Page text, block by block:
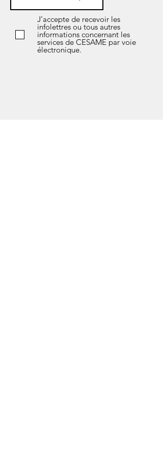
J’accepte de recevoir les
infolettres ou tous autres
informations concernant les
services de CESAME par voie
électronique.